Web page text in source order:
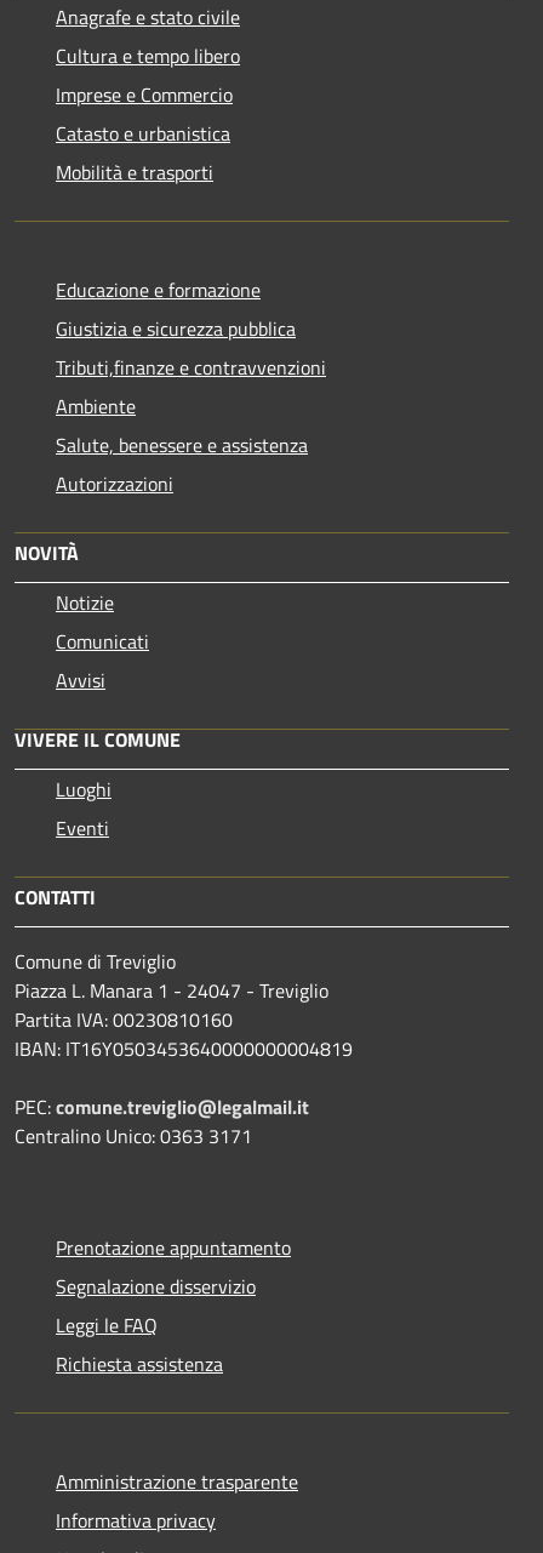
Anagrafe e stato civile
Cultura e tempo libero
Imprese e Commercio
Catasto e urbanistica
Mobilità e trasporti
Educazione e formazione
Giustizia e sicurezza pubblica
Tributi,finanze e contravvenzioni
Ambiente
Salute, benessere e assistenza
Autorizzazioni
NOVITÀ
Notizie
Comunicati
Avvisi
VIVERE IL COMUNE
Luoghi
Eventi
CONTATTI
Comune di Treviglio
Piazza L. Manara 1 - 24047 - Treviglio
Partita IVA: 00230810160
IBAN: IT16Y0503453640000000004819
PEC:comune.treviglio@legalmail.it
Centralino Unico: 0363 3171
Prenotazione appuntamento
Segnalazione disservizio
Leggi le FAQ
Richiesta assistenza
Amministrazione trasparente
Informativa privacy